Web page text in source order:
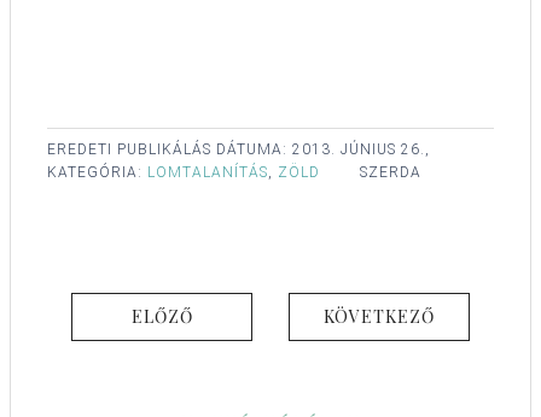
EREDETI PUBLIKÁLÁS DÁTUMA: 2013. JÚNIUS 26.,
SZERDA
KATEGÓRIA: LOMTALANÍTÁS, ZÖLD
ELŐZŐ KÖVETKEZŐ